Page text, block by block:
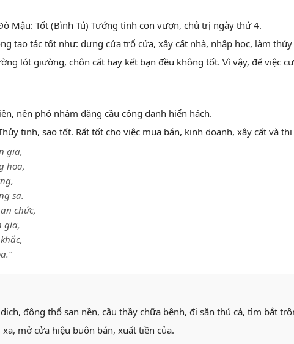
Mậu: Tốt (Bình Tú) Tướng tinh con vượn, chủ trị ngày thứ 4.
tạo tác tốt như: dựng cửa trổ cửa, xây cất nhà, nhập học, làm
lót giường, chôn cất hay kết bạn đều không tốt. Vì vậy, để việc
nên phó nhậm đặng cầu công danh hiển hách.
tinh, sao tốt. Rất tốt cho việc mua bán, kinh doanh, xây cất và
gia,
hoa,
sa.
chức,
gia,
động thổ san nền, cầu thầy chữa bệnh, đi săn thú cá, tìm bắt
mở cửa hiệu buôn bán, xuất tiền của.